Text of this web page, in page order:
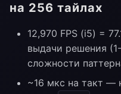
на 256 тайлах
12,970 FPS (i5) =
выдачи решения
сложности
~16 мкс на такт —